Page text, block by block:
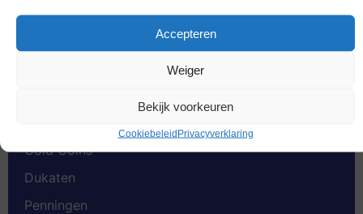
Accepteren
Weiger
Bekijk voorkeuren
CookiebeleidPrivacyverklaring
Euromunten
Speciale 2 euromunten
Gold Coins
Dukaten
Penningen